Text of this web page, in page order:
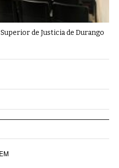
de Justicia de Durango